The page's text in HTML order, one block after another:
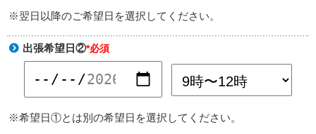
※翌日以降のご希望日を選択してください。
出張希望日②*必須
※希望日①とは別の希望日を選択してください。